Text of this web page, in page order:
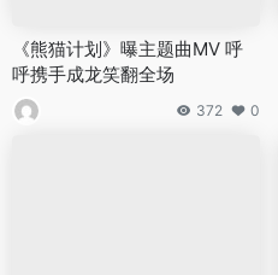
《熊猫计划》曝主题曲MV 呼
呼携手成龙笑翻全场
372 0